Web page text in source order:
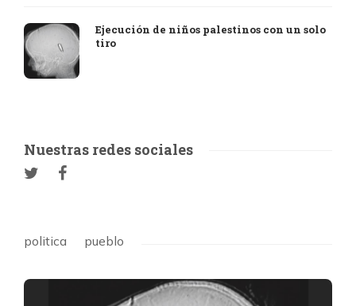
Ejecución de niños palestinos con un solo
tiro
Nuestras redes sociales
politica pueblo